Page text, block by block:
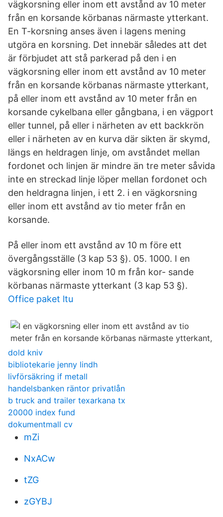
vägkorsning eller inom ett avstånd av 10 meter
från en korsande körbanas närmaste ytterkant.
En T-korsning anses även i lagens mening
utgöra en korsning. Det innebär således att det
är förbjudet att stå parkerad på den i en
vägkorsning eller inom ett avstånd av 10 meter
från en korsande körbanas närmaste ytterkant,
på eller inom ett avstånd av 10 meter från en
korsande cykelbana eller gångbana, i en vägport
eller tunnel, på eller i närheten av ett backkrön
eller i närheten av en kurva där sikten är skymd,
längs en heldragen linje, om avståndet mellan
fordonet och linjen är mindre än tre meter såvida
inte en streckad linje löper mellan fordonet och
den heldragna linjen, i ett 2. i en vägkorsning
eller inom ett avstånd av tio meter från en
korsande.
På eller inom ett avstånd av 10 m före ett
övergångsställe (3 kap 53 §). 05. 1000. I en
vägkorsning eller inom 10 m från kor- sande
körbanas närmaste ytterkant (3 kap 53 §).
Office paket ltu
dold kniv
bibliotekarie jenny lindh
livförsäkring if metall
handelsbanken räntor privatlån
b truck and trailer texarkana tx
20000 index fund
dokumentmall cv
mZi
NxACw
tZG
zGYBJ